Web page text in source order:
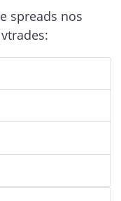
spreads nos